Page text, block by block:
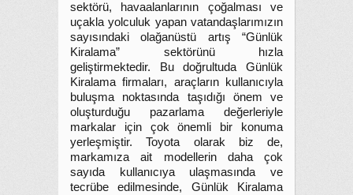
sektörü, havaalanlarının çoğalması ve
uçakla yolculuk yapan vatandaşlarımızın
sayısındaki olağanüstü artış “Günlük
Kiralama” sektörünü hızla
geliştirmektedir. Bu doğrultuda Günlük
Kiralama firmaları, araçların kullanıcıyla
buluşma noktasında taşıdığı önem ve
oluşturduğu pazarlama değerleriyle
markalar için çok önemli bir konuma
yerleşmiştir. Toyota olarak biz de,
markamıza ait modellerin daha çok
sayıda kullanıcıya ulaşmasında ve
tecrübe edilmesinde, Günlük Kiralama